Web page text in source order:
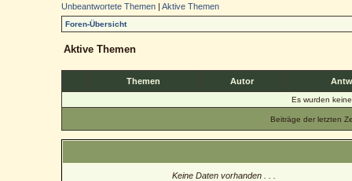
Unbeantwortete Themen |Aktive Themen
Foren-Übersicht
Aktive Themen
Themen Autor
Es wurden
Beiträge der letzten
Keine Daten vorhanden . . .